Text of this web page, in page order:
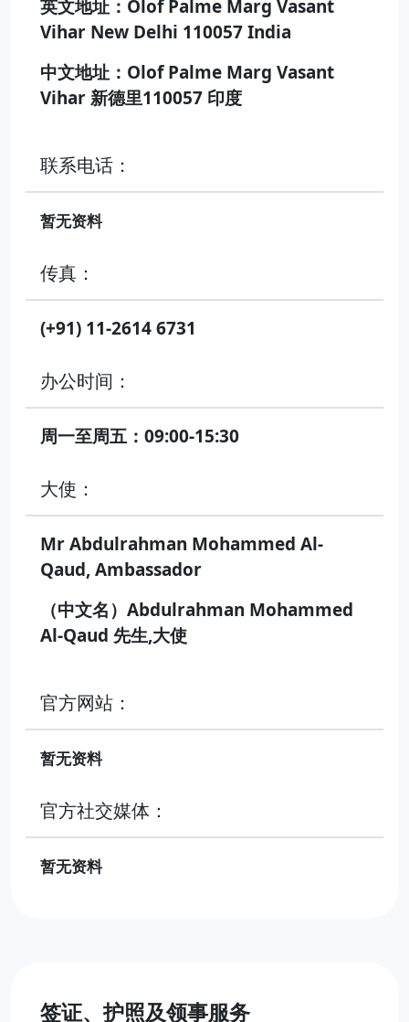
英文地址：Olof Palme Marg Vasant
Vihar New Delhi 110057 India
中文地址：Olof Palme Marg Vasant
Vihar 新德里110057 印度
联系电话：
暂无资料
传真：
(+91) 11-2614 6731
办公时间：
周一至周五：09:00-15:30
大使：
Mr Abdulrahman Mohammed Al-
Qaud, Ambassador
（中文名）Abdulrahman Mohammed
Al-Qaud 先生,大使
官方网站：
暂无资料
官方社交媒体：
暂无资料
签证、护照及领事服务